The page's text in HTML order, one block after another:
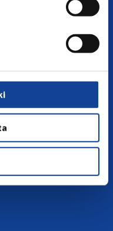
00250 Helsinki